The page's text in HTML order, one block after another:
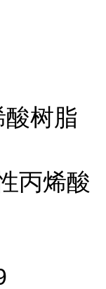
树脂
丙烯酸